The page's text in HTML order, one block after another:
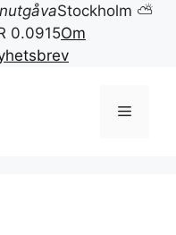
Stockholm ⛅
0.0915Om
Meny